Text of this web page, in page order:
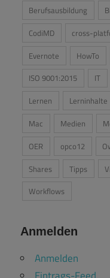
Berufsausbildung
CodiMD
cross-
Evernote
HowTo
ISO 9001:2015
IT
Lernen
Lerninhalte
Mac
Medien
OER
opco12
Shares
Tipps
Workflows
Anmelden
Anmelden